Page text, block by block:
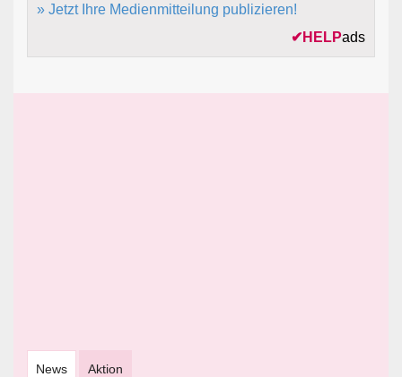
» Jetzt Ihre Medienmitteilung publizieren!
✔ HELPads
News Aktion